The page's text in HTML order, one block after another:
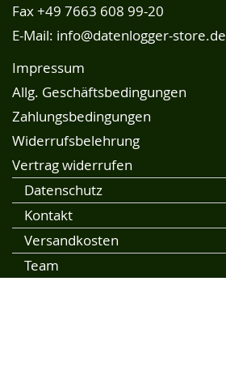
Fax +49 7663 608 99-20
E-Mail: info@datenlogger-store.de
Impressum
Allg. Geschäftsbedingungen
Zahlungsbedingungen
Widerrufsbelehrung
Vertrag widerrufen
Datenschutz
Kontakt
Versandkosten
Team